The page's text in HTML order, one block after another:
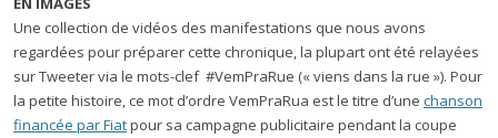
Une collection de vidéos des manifestations que nous avons
regardées pour préparer cette chronique, la plupart ont été relayées
sur Tweeter via le mots-clef #VemPraRue (« viens dans la rue »). Pour
la petite histoire, ce mot d’ordre VemPraRua est le titre d’une chanson
financée par Fiatpour sa campagne publicitaire pendant la coupe